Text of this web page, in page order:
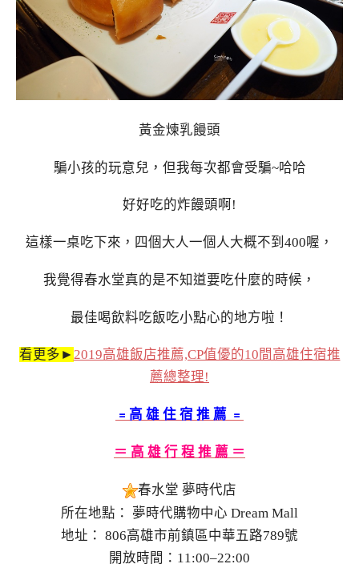
黃金煉乳饅頭
騙小孩的玩意兒，但我每次都會受騙~哈哈
好好吃的炸饅頭啊!
這樣一桌吃下來，四個大人一個人大概不到400喔，
我覺得春水堂真的是不知道要吃什麼的時候，
最佳喝飲料吃飯吃小點心的地方啦！
看更多► 2019高雄飯店推薦,CP值優的10間高雄住宿推
薦總整理!
﹦高 雄 住 宿 推 薦 ﹦
＝ 高 雄 行 程 推 薦 ＝
春水堂 夢時代店
所在地點： 夢時代購物中心 Dream Mall
地址： 806高雄市前鎮區中華五路789號
開放時間：11:00–22:00